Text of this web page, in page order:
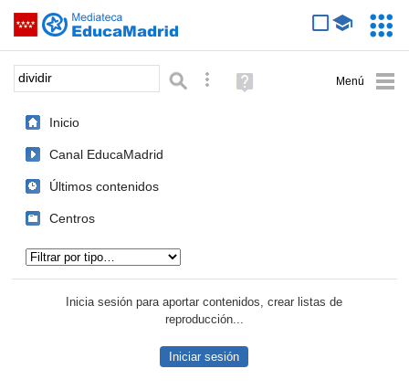
Saltar navegación
Palabra o frase: Búsqueda avanzada
Ayuda
(en
Inicio
Canal EducaMadrid
Últimos contenidos
Centros
Inicia sesión para aportar contenidos, crear listas de
reproducción...
Iniciar sesión